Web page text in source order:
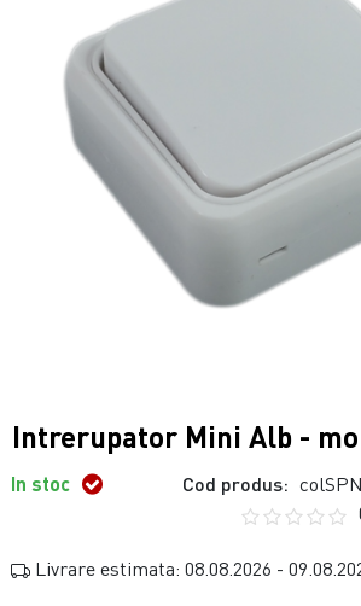
Intrerupator Mini Alb -
In stoc Cod produs:
Livrare estimata: 08.08.2026 -